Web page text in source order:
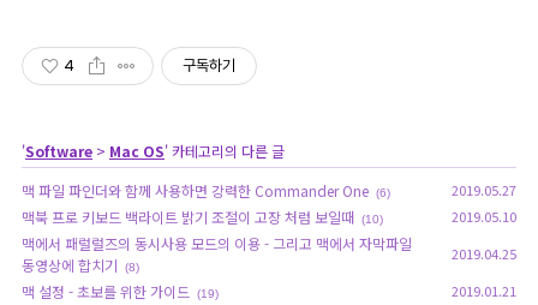
4 구독하기
'Software > Mac OS' 카테고리의 다른 글
맥 파일 파인더와 함께 사용하면 강력한 Commander One (6) 2019.05.27
맥북 프로 키보드 백라이트 밝기 조절이 고장 처럼 보일때 (10) 2019.05.10
맥에서 패럴럴즈의 동시사용 모드의 이용 - 그리고 맥에서 자막파일
동영상에 합치기
(8)
2019.04.25
맥 설정 - 초보를 위한 가이드 (19) 2019.01.21